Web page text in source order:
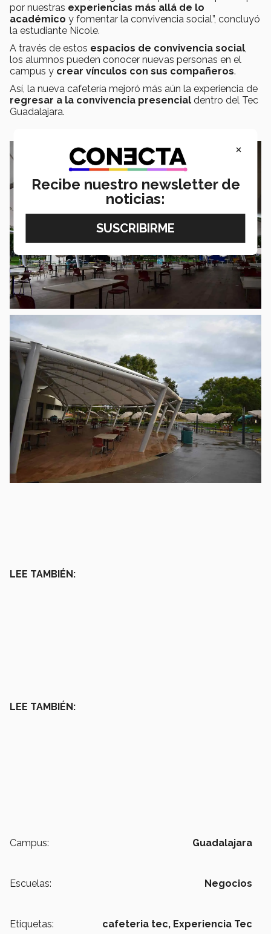
por nuestras experiencias más allá de lo
académico y fomentar la convivencia social”, concluyó
la estudiante Nicole.
A través de estos espacios de convivencia social,
los alumnos pueden conocer nuevas personas en el
campus y crear vínculos con sus compañeros.
Así, la nueva cafetería mejoró más aún la experiencia de
regresar a la convivencia presencial dentro del Tec
Guadalajara.
LEE TAMBIÉN:
LEE TAMBIÉN:
Campus: Guadalajara
Escuelas: Negocios
Etiquetas: cafeteria tec, Experiencia Tec
×
Recibe nuestro newsletter de
noticias: